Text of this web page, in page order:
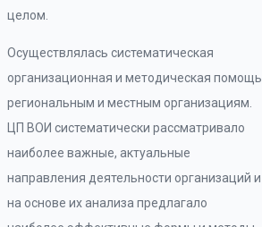
целом.
Осуществлялась систематическая
организационная и методическая помощь
региональным и местным организациям.
ЦП ВОИ систематически рассматривало
наиболее важные, актуальные
направления деятельности организаций и
на основе их анализа предлагало